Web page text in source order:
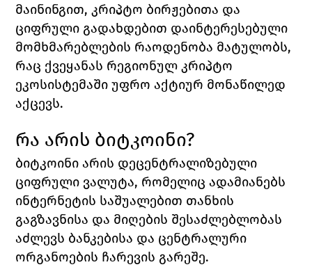
მაინინგით, კრიპტო ბირჟებითა და
ციფრული გადახდებით დაინტერესებული
მომხმარებლების რაოდენობა მატულობს,
რაც ქვეყანას რეგიონულ კრიპტო
ეკოსისტემაში უფრო აქტიურ მონაწილედ
აქცევს.
რა არის ბიტკოინი?
ბიტკოინი არის დეცენტრალიზებული
ციფრული ვალუტა, რომელიც ადამიანებს
ინტერნეტის საშუალებით თანხის
გაგზავნისა და მიღების შესაძლებლობას
აძლევს ბანკებისა და ცენტრალური
ორგანოების ჩარევის გარეშე.